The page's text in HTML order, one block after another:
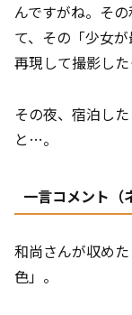
んですがね。そ
て、その「少女
再現して撮影した
その夜、宿泊し
と…。
一言コメント（
和尚さんが収め
色」。